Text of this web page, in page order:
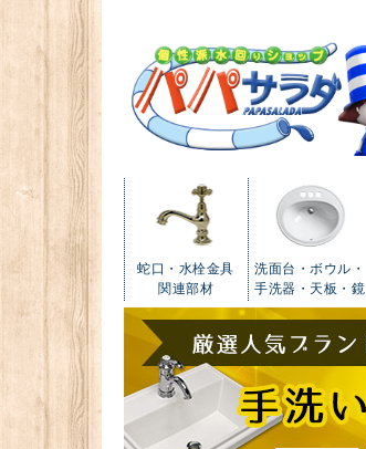
蛇口・水栓金具
関連部材
洗面台・ボウル・
手洗器・天板・鏡